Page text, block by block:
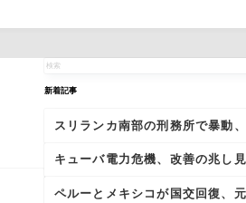
新着記事
スリランカ南部の刑務所で暴動
キューバ電力危機、改善の兆し
ペルーとメキシコが国交回復、